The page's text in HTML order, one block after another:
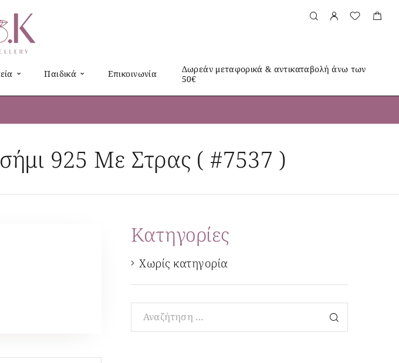
Παιδικά Επικοινωνία
Δωρεάν μεταφορικά & αντικαταβολή άνω των
50€
925 Με Στρας ( #7537 )
Kατηγορίες
Χωρίς κατηγορία